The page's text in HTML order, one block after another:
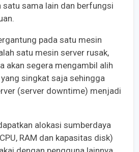
satu sama lain dan berfungsi
pada satu mesin
satu mesin server rusak,
akan segera mengambil alih
singkat saja sehingga
(server downtime) menjadi
alokasi sumberdaya
RAM dan kapasitas disk)